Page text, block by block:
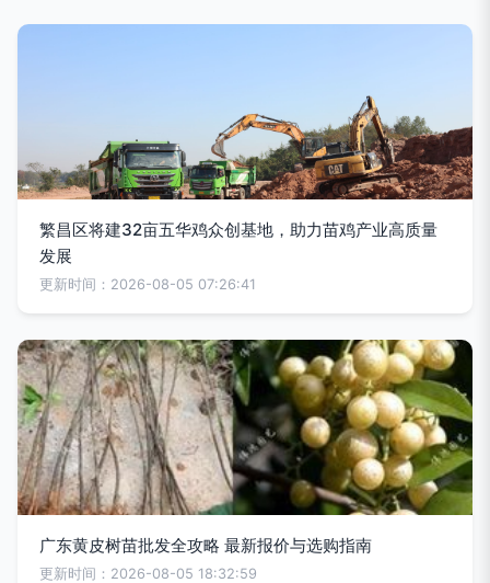
繁昌区将建32亩五华鸡众创基地，助力苗鸡产业高质量
发展
更新时间：2026-08-05 07:26:41
广东黄皮树苗批发全攻略 最新报价与选购指南
更新时间：2026-08-05 18:32:59